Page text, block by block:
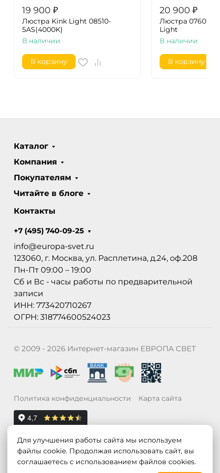
19 900 ₽
Люстра Kink Light 08510-
5AS(4000K)
В наличии
В корзину
20 900 ₽
Люстра 07608-
Light
В наличии
В корзину
Каталог
Компания
Покупателям
Читайте в блоге
Контакты
+7 (495) 740-09-25
info@europa-svet.ru
123060, г. Москва, ул. Расплетина, д.24, оф.208
Пн-Пт 09:00 – 19:00
Сб и Вс - часы работы по предварительной
записи
ИНН: 773420710267
ОГРН: 318774600524023
© 2009 - 2026 Интернет-магазин ЕВРОПА СВЕТ
Политика конфиденциальности Карта сайта
Для улучшения работы сайта мы используем
файлы cookie. Продолжая использовать сайт, вы
соглашаетесь с использованием файлов cookies.